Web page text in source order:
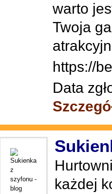
warto
Twoja
https://
Data
każdej